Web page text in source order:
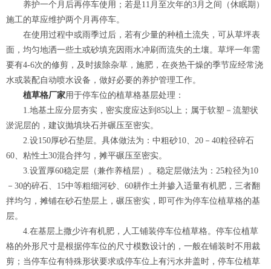
养护一个月后再停车使用；若是11月至次年的3月之间（休眠期）
施工的草应维护两个月再停车。
在使用过程中或雨季过后，若有少量的种植土流失，可从草坪表
面，均匀地洒一些土或砂填充因雨水冲刷而流失的土壤。草坪一年需
要有4-6次的修剪，及时拔除杂草，施肥，在炎热干燥的季节应经常浇
水或装配自动喷水设备，做好必要的养护管理工作。
植草格厂家用于停车位的植草格基层处理：
1.地基土应分层夯实，密实度应达到85以上；属于软塑－流塑状
淤泥层的，建议抛填块石并碾压至密实。
2.设150厚砂石垫层。具体做法为：中粗砂10、20－40粒径碎石
60、粘性土30混合拌匀，摊平碾压至密实。
3.设置厚60稳定层（兼作养植层）。稳定层做法为：25粒径为10
－30的碎石、15中等粗细河砂、60耕作土并掺入适量有机肥，三者翻
拌均匀，摊铺在砂石垫层上，碾压密实，即可作为停车位植草格的基
层。
4.在基层上撒少许有机肥，人工铺装停车位植草格。停车位植草
格的外形尺寸是根据停车位的尺寸模数设计的，一般在铺装时不用裁
剪；当停车位有特殊形状要求或停车位上有污水井盖时，停车位植草